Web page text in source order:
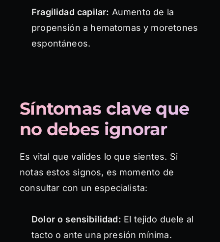
Fragilidad capilar: Aumento de la
propensión a hematomas y moretones
espontáneos.
Síntomas clave que
no debes ignorar
Es vital que valides lo que sientes. Si
notas estos signos, es momento de
consultar con un especialista:
Dolor o sensibilidad: El tejido duele al
tacto o ante una presión mínima.